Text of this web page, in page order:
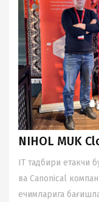
NIHOL MUK
IT тадбири етакчи
ва Canonical
ечимларига